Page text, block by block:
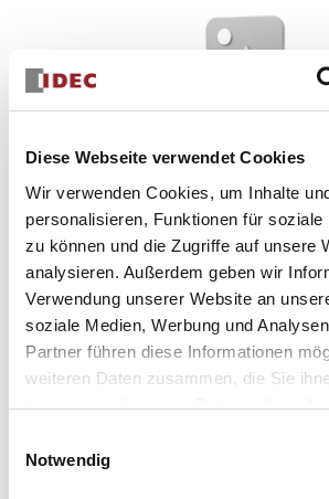
Diese Webseite verwendet Cookies
Wir verwenden Cookies, um Inhalte
personalisieren, Funktionen für soziale
zu können und die Zugriffe auf unsere
analysieren. Außerdem geben wir
Verwendung unserer Website an
soziale Medien, Werbung und
Partner führen diese Informationen
weiteren Daten zusammen, die Sie
haben oder die sie im Rahmen Ihrer
Notwendig
AL6H-A14PRC
BELEUCHTETER